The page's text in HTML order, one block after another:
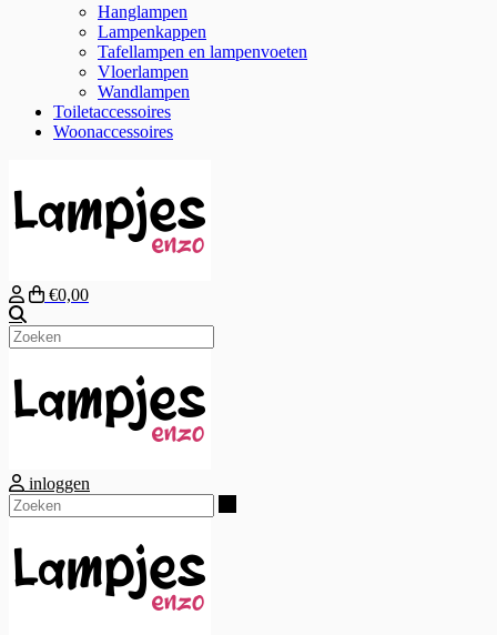
Hanglampen
Lampenkappen
Tafellampen en lampenvoeten
Vloerlampen
Wandlampen
Toiletaccessoires
Woonaccessoires
€0,00
inloggen